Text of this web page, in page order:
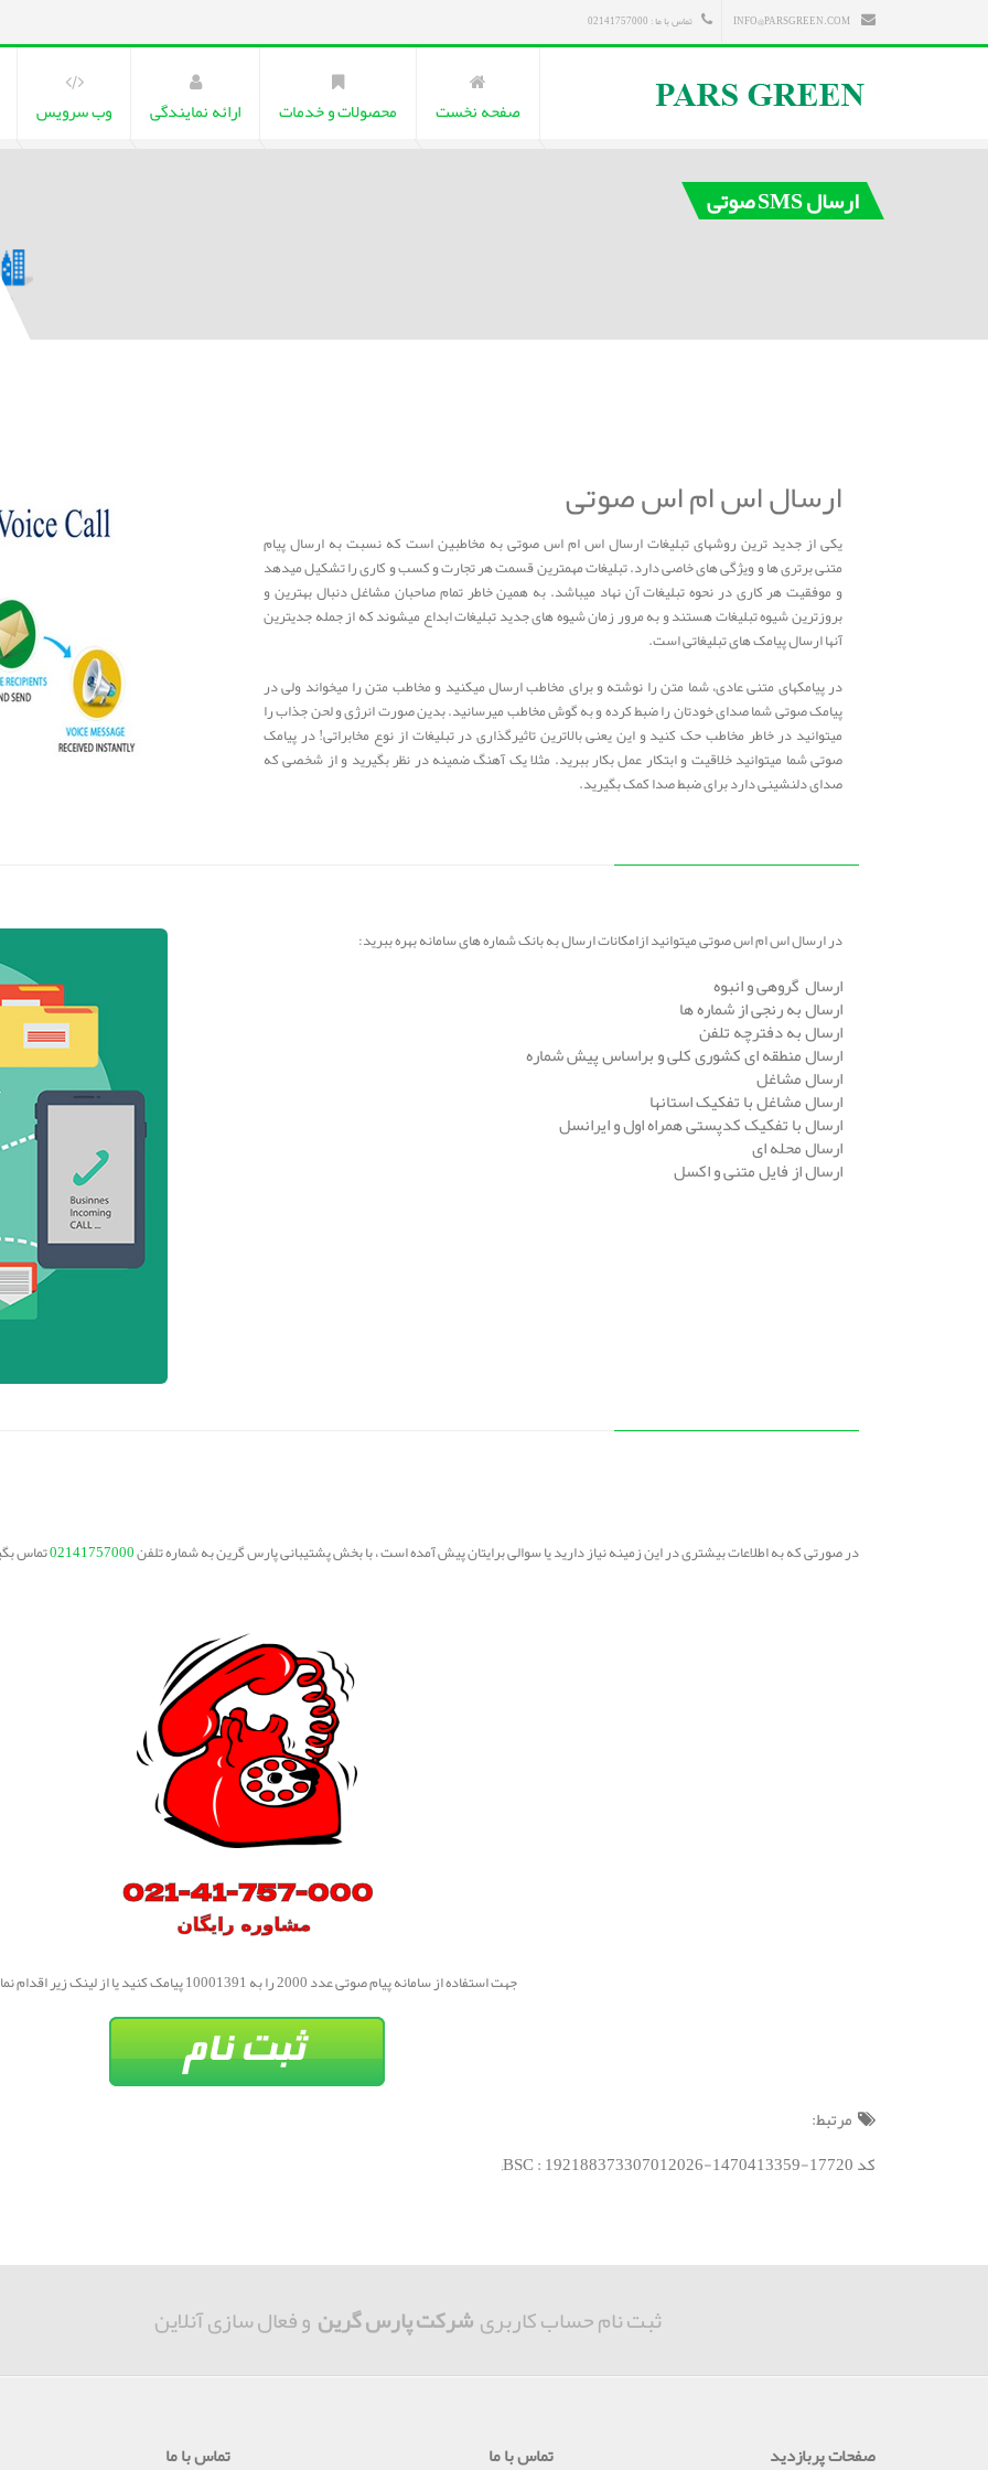
تماس با ما : 02141757000
صفحه نخست محصولات و خدمات ارائه نمایندگی وب سرویس
ارسال SMS صوتی
ارسال اس ام اس صوتی
یکی از جدید ترین روشهای تبلیغات ارسال اس ام اس صوتی به مخاطبین است که نسبت به ارسال پیام
متنی برتری ها و ویژگی های خاصی دارد. تبلیغات مهمترین قسمت هر تجارت و کسب و کاری را تشکیل میدهد
و موفقیت هر کاری در نحوه تبلیغات آن نهاد میباشد. به همین خاطر تمام صاحبان مشاغل دنبال بهترین و
بروزترین شیوه تبلیغات هستند و به مرور زمان شیوه های جدید تبلیغات ابداع میشوند که از جمله جدیترین
آنها ارسال پیامک های تبلیغاتی است.
در پیامکهای متنی عادی، شما متن را نوشته و برای مخاطب ارسال میکنید و مخاطب متن را میخواند ولی در
پیامک صوتی شما صدای خودتان را ضبط کرده و به گوش مخاطب میرسانید. بدین صورت انرژی و لحن جذاب را
میتوانید در خاطر مخاطب حک کنید و این یعنی بالاترین تاثیرگذاری در تبلیغات از نوع مخابراتی! در پیامک
صوتی شما میتوانید خلاقیت و ابتکار عمل بکار ببرید. مثلا یک آهنگ ضمینه در نظر بگیرید و از شخصی که
صدای دلنشینی دارد برای ضبط صدا کمک بگیرید.
در ارسال اس ام اس صوتی میتوانید ازامکانات ارسال به بانک شماره های سامانه بهره ببرید:
ارسال گروهی و انبوه
ارسال به رنجی از شماره ها
ارسال به دفترچه تلفن
ارسال منطقه ای کشوری کلی و براساس پیش شماره
ارسال مشاغل
ارسال مشاغل با تفکیک استانها
ارسال با تفکیک کدپستی همراه اول و ایرانسل
ارسال محله ای
ارسال از فایل متنی و اکسل
در صورتی که به اطلاعات بیشتری در این زمینه نیاز دارید یا سوالی برایتان پیش آمده است ، با بخش پشتیبانی پارس گرین به شماره تلفن02141757000تماس
جهت استفاده از سامانه پیام صوتی عدد 2000 را به 10001391 پیامک کنید یا از لینک زیر اقدام نمایید.
مرتبط:
کد BSC : 192188373307012026-1470413359-17720;
ثبت نام حساب کاربریشرکت پارس گرین و فعال سازی آنلاین
صفحات پربازدید تماس با ما تماس با ما